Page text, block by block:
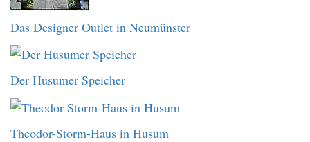
Das Designer Outlet in Neumünster
Der Husumer Speicher
Theodor-Storm-Haus in Husum